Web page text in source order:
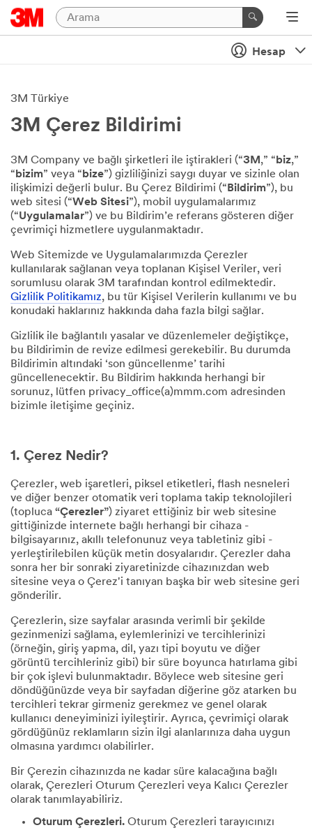
Hesap
3M Türkiye
3M Çerez Bildirimi
3M Company ve bağlı şirketleri ile iştirakleri (“3M ,” “ biz,”
“ bizim” veya “ bize”) gizliliğinizi saygı duyar ve sizinle olan
ilişkimizi değerli bulur. Bu Çerez Bildirimi (“ Bildirim”), bu
web sitesi (“Web Sitesi”), mobil uygulamalarımız
(“Uygulamalar”) ve bu Bildirim’e referans gösteren diğer
çevrimiçi hizmetlere uygulanmaktadır.
Web Sitemizde ve Uygulamalarımızda Çerezler
kullanılarak sağlanan veya toplanan Kişisel Veriler, veri
sorumlusu olarak 3M tarafından kontrol edilmektedir.
Gizlilik Politikamız, bu tür Kişisel Verilerin kullanımı ve bu
konudaki haklarınız hakkında daha fazla bilgi sağlar.
Gizlilik ile bağlantılı yasalar ve düzenlemeler değiştikçe,
bu Bildirimin de revize edilmesi gerekebilir. Bu durumda
Bildirimin altındaki ‘son güncellenme’ tarihi
güncellenecektir. Bu Bildirim hakkında herhangi bir
sorunuz, lütfen privacy_office(a)mmm.com adresinden
bizimle iletişime geçiniz.
1. Çerez Nedir?
Çerezler, web işaretleri, piksel etiketleri, flash nesneleri
ve diğer benzer otomatik veri toplama takip teknolojileri
(topluca “Çerezler”) ziyaret ettiğiniz bir web sitesine
gittiğinizde internete bağlı herhangi bir cihaza -
bilgisayarınız, akıllı telefonunuz veya tabletiniz gibi -
yerleştirilebilen küçük metin dosyalarıdır. Çerezler daha
sonra her bir sonraki ziyaretinizde cihazınızdan web
sitesine veya o Çerez'i tanıyan başka bir web sitesine geri
gönderilir.
Çerezlerin, size sayfalar arasında verimli bir şekilde
gezinmenizi sağlama, eylemlerinizi ve tercihlerinizi
(örneğin, giriş yapma, dil, yazı tipi boyutu ve diğer
görüntü tercihleriniz gibi) bir süre boyunca hatırlama gibi
bir çok işlevi bulunmaktadır. Böylece web sitesine geri
döndüğünüzde veya bir sayfadan diğerine göz atarken bu
tercihleri tekrar girmeniz gerekmez ve genel olarak
kullanıcı deneyiminizi iyileştirir. Ayrıca, çevrimiçi olarak
gördüğünüz reklamların sizin ilgi alanlarınıza daha uygun
olmasına yardımcı olabilirler.
Bir Çerezin cihazınızda ne kadar süre kalacağına bağlı
olarak, Çerezleri Oturum Çerezleri veya Kalıcı Çerezler
olarak tanımlayabiliriz.
Oturum Çerezleri. Oturum Çerezleri tarayıcınızı